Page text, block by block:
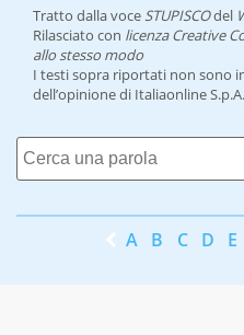
Tratto dalla voce STUPISCOdel
Rilasciato con licenza Creative
allo stesso modo
I testi sopra riportati non sono
dell’opinione di Italiaonline S.p.A.
A B C D E